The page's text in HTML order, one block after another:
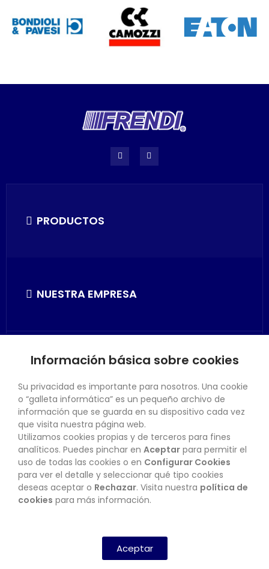
PRODUCTOS
NUESTRA EMPRESA
SU CUENTA
CONTACTO
BOLETÍN
Información básica sobre cookies
Su privacidad es importante para nosotros. Una cookie
o “galleta informática” es un pequeño archivo de
información que se guarda en su dispositivo cada vez
que visita nuestra página web.
Utilizamos cookies propias y de terceros para fines
analíticos. Puedes pinchar en Aceptar para permitir el
uso de todas las cookies o en Configurar Cookies
para ver el detalle y seleccionar qué tipo cookies
deseas aceptar o Rechazar. Visita nuestra política de
cookies para más información.
Aceptar